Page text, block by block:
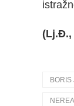
(Lj.Đ.,
BORIS